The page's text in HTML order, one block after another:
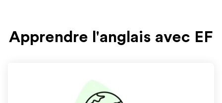
Apprendre l'anglais avec EF